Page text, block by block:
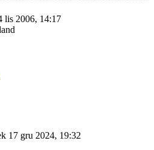
lis 2006, 14:17
17 gru 2024, 19:32